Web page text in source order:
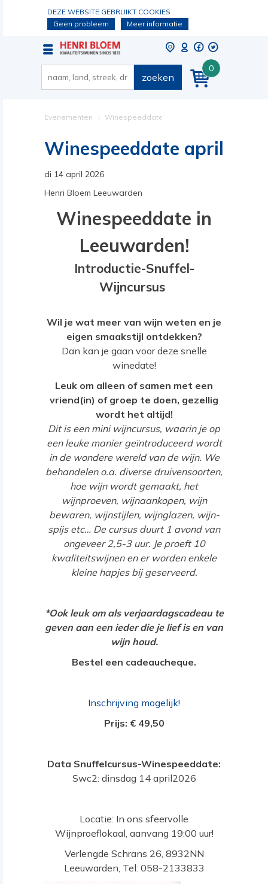
DEZE WEBSITE GEBRUIKT COOKIES
Geen probleem
Meer informatie
0
zoeken
Evenementen Winespeeddate
Winespeeddate april
di 14 april 2026
Henri Bloem Leeuwarden
Winespeeddate in
Leeuwarden!
Introductie-Snuffel-
Wijncursus
Wil je wat meer van wijn weten en je
eigen smaakstijl ontdekken?
Dan kan je gaan voor deze snelle
winedate!
Leuk om alleen of samen met een
vriend(in) of groep te doen, gezellig
wordt het altijd!
Dit is een mini wijncursus, waarin je op
een leuke manier geïntroduceerd wordt
in de wondere wereld van de wijn. We
behandelen o.a. diverse druivensoorten,
hoe wijn wordt gemaakt, het
wijnproeven, wijnaankopen, wijn
bewaren, wijnstijlen, wijnglazen, wijn-
spijs etc… De cursus duurt 1 avond van
ongeveer 2,5-3 uur. Je proeft 10
kwaliteitswijnen en er worden enkele
kleine hapjes bij geserveerd.
*Ook leuk om als verjaardagscadeau te
geven aan een ieder die je lief is en van
wijn houd.
Bestel een cadeaucheque.
Inschrijving mogelijk!
Prijs: € 49,50
Data Snuffelcursus-Winespeeddate:
Swc2: dinsdag 14 april2026
Locatie: In ons sfeervolle
Wijnproeflokaal, aanvang 19:00 uur!
Verlengde Schrans 26, 8932NN
Leeuwarden, Tel: 058-2133833